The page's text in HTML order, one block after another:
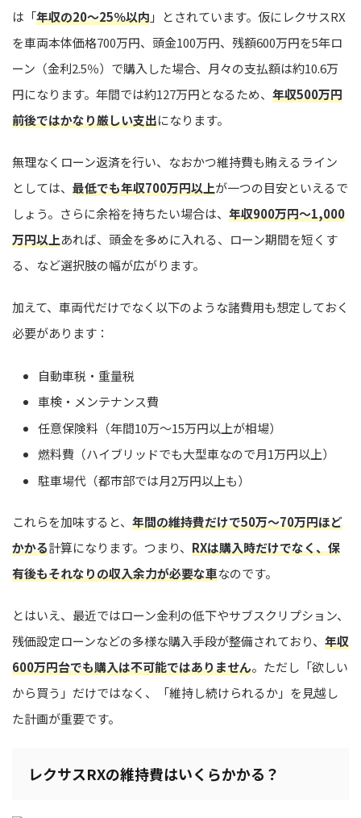
は「年収の20〜25％以内」とされています。仮にレクサスRX
を車両本体価格700万円、頭金100万円、残額600万円を5年ロ
ーン（金利2.5％）で購入した場合、月々の支払額は約10.6万
円になります。年間では約127万円となるため、 年収500万円
前後ではかなり厳しい支出になります。
無理なくローン返済を行い、なおかつ維持費も賄えるライン
としては、 最低でも年収700万円以上が一つの目安といえるで
しょう。さらに余裕を持ちたい場合は、 年収900万円〜1,000
万円以上あれば、頭金を多めに入れる、ローン期間を短くす
る、など選択肢の幅が広がります。
加えて、車両代だけでなく以下のような諸費用も想定しておく
必要があります：
自動車税・重量税
車検・メンテナンス費
任意保険料（年間10万〜15万円以上が相場）
燃料費（ハイブリッドでも大型車なので月1万円以上）
駐車場代（都市部では月2万円以上も）
これらを加味すると、 年間の維持費だけで50万〜70万円ほど
かかる計算になります。つまり、 RXは購入時だけでなく、保
有後もそれなりの収入余力が必要な車なのです。
とはいえ、最近ではローン金利の低下やサブスクリプション、
残価設定ローンなどの多様な購入手段が整備されており、 年収
600万円台でも購入は不可能ではありません。ただし「欲しい
から買う」だけではなく、「維持し続けられるか」を見越し
た計画が重要です。
レクサスRXの維持費はいくらかかる？